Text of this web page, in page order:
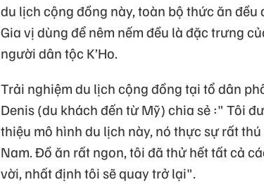
du lịch cộng đồng này, toàn bộ thức ăn
Gia vị dùng để nêm nếm đều là đặc trưng
người dân tộc K’Ho.
Trải nghiệm du lịch cộng đồng tại tổ dân
Denis (du khách đến từ Mỹ) chia sẻ :" Tôi
thiệu mô hình du lịch này, nó thực sự rất
Nam. Đồ ăn rất ngon, tôi đã thử hết tất cả
vời, nhất định tôi sẽ quay trở lại".